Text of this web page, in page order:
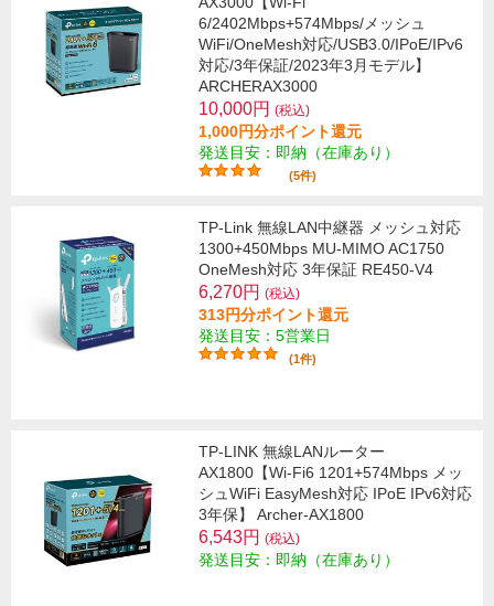
6/2402Mbps+574Mbps/メッシュ
WiFi/OneMesh対応/USB3.0/IPoE/IPv6
対応/3年保証/2023年3月モデル】
ARCHERAX3000
10,000円 (税込)
1,000円分ポイント還元
発送目安：即納（在庫あり）
(5件)
TP-Link 無線LAN中継器 メッシュ対応
1300+450Mbps MU-MIMO AC1750
OneMesh対応 3年保証 RE450-V4
6,270円 (税込)
313円分ポイント還元
発送目安：5営業日
(1件)
TP-LINK 無線LANルーター
AX1800【Wi-Fi6 1201+574Mbps メッ
シュWiFi EasyMesh対応 IPoE IPv6対応
3年保】 Archer-AX1800
6,543円 (税込)
発送目安：即納（在庫あり）